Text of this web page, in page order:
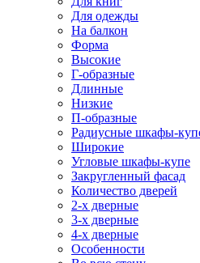
Для одежды
На балкон
Форма
Высокие
Г-образные
Длинные
Низкие
П-образные
Радиусные шкафы-
Широкие
Угловые шкафы-купе
Закругленный фасад
Количество дверей
2-х дверные
3-х дверные
4-х дверные
Особенности